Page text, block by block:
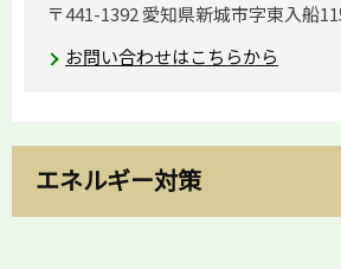
〒441-1392 愛知県新城市字東入船
お問い合わせはこちらから
エネルギー対策